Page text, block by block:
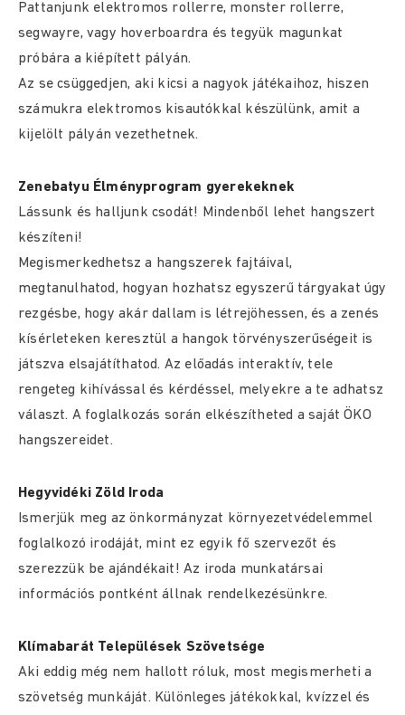
Pattanjunk elektromos rollerre, monster rollerre,
segwayre, vagy hoverboardra és tegyük magunkat
próbára a kiépített pályán.
Az se csüggedjen, aki kicsi a nagyok játékaihoz, hiszen
számukra elektromos kisautókkal készülünk, amit a
kijelölt pályán vezethetnek.
Zenebatyu Élményprogram gyerekeknek
Lássunk és halljunk csodát! Mindenből lehet hangszert
készíteni!
Megismerkedhetsz a hangszerek fajtáival,
megtanulhatod, hogyan hozhatsz egyszerű tárgyakat úgy
rezgésbe, hogy akár dallam is létrejöhessen, és a zenés
kísérleteken keresztül a hangok törvényszerűségeit is
játszva elsajátíthatod. Az előadás interaktív, tele
rengeteg kihívással és kérdéssel, melyekre a te adhatsz
választ. A foglalkozás során elkészítheted a saját ÖKO
hangszereidet.
Hegyvidéki Zöld Iroda
Ismerjük meg az önkormányzat környezetvédelemmel
foglalkozó irodáját, mint ez egyik fő szervezőt és
szerezzük be ajándékait! Az iroda munkatársai
információs pontként állnak rendelkezésünkre.
Klímabarát Települések Szövetsége
Aki eddig még nem hallott róluk, most megismerheti a
szövetség munkáját. Különleges játékokkal, kvízzel és